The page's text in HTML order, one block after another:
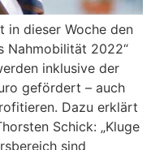
in dieser Woche den
Nahmobilität 2022“
inklusive der
gefördert – auch
Dazu erklärt
Schick: „Kluge
sind